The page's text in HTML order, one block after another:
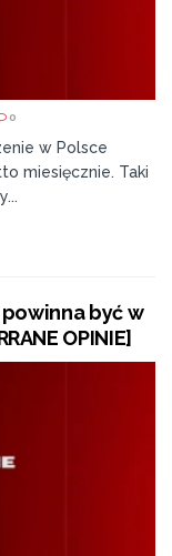
0
w Polsce
miesięcznie. Taki
być w
OPINIE]